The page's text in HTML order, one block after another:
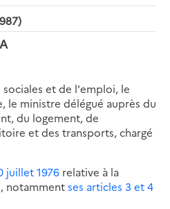
et de l'emploi, le
le ministre délégué auprès du
du logement, de
et des transports, chargé
juillet 1976 relative à la
notammentses articles 3 et 4